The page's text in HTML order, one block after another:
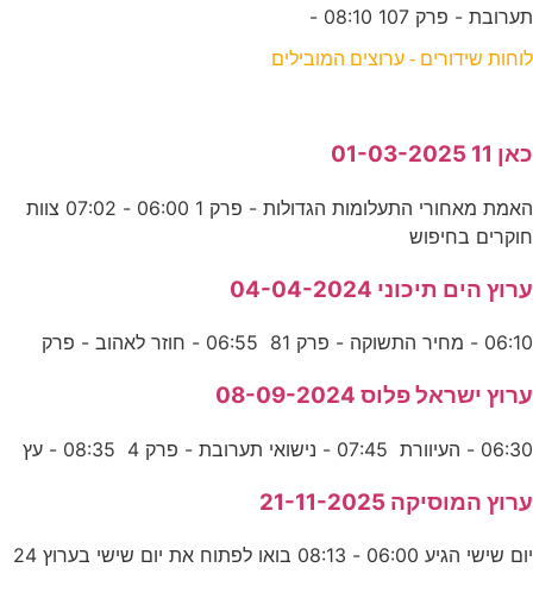
תערובת - פרק 107 08:10 -
לוחות שידורים - ערוצים המובילים
כאן 11 01-03-2025
האמת מאחורי התעלומות הגדולות - פרק 1 06:00 - 07:02 צוות
חוקרים בחיפוש
ערוץ הים תיכוני 04-04-2024
06:10 - מחיר התשוקה - פרק 81 06:55 - חוזר לאהוב - פרק
ערוץ ישראל פלוס 08-09-2024
06:30 - העיוורת 07:45 - נישואי תערובת - פרק 4 08:35 - עץ
ערוץ המוסיקה 21-11-2025
יום שישי הגיע 06:00 - 08:13 בואו לפתוח את יום שישי בערוץ 24